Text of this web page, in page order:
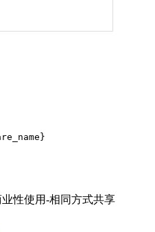
性使用-相同方式共享